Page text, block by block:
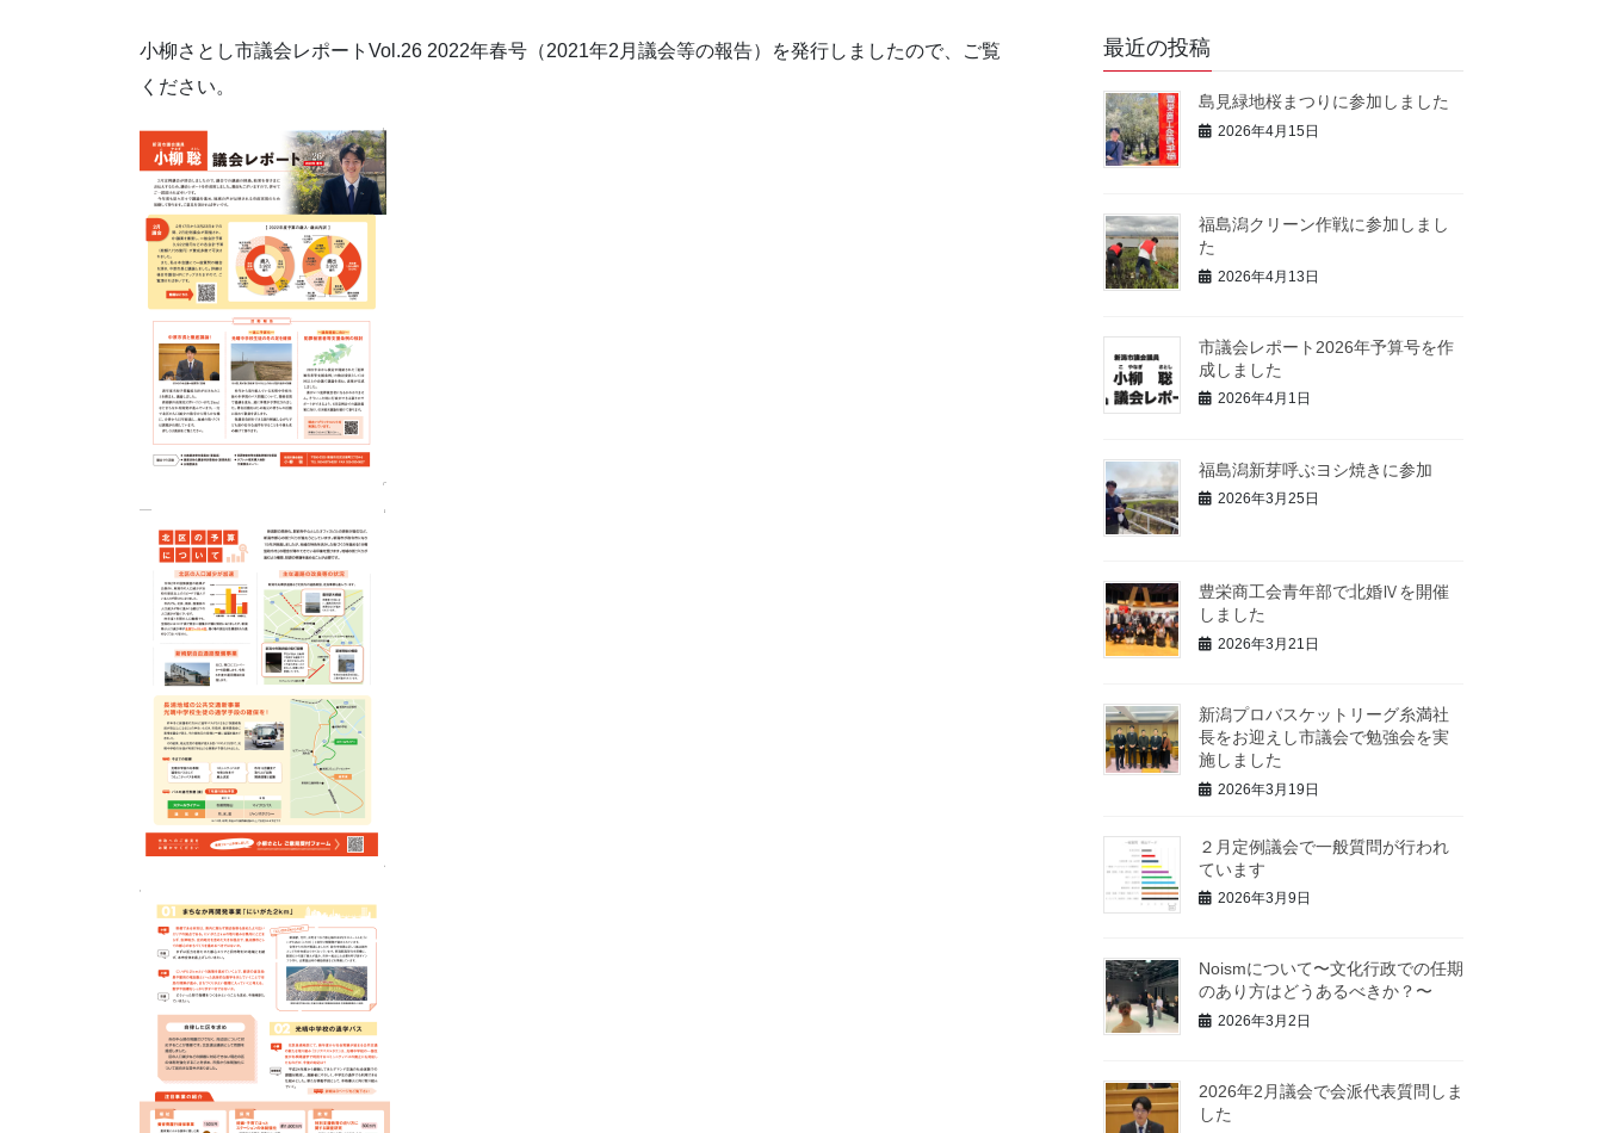
小柳さとし市議会レポートVol.26 2022年春号（2021年2月議会等の報告）を発行しましたので、ご覧
ください。
最近の投稿
島見緑地桜まつりに参加しました
2026年4月15日
福島潟クリーン作戦に参加しまし
た
2026年4月13日
市議会レポート2026年予算号を作
成しました
2026年4月1日
福島潟新芽呼ぶヨシ焼きに参加
2026年3月25日
豊栄商工会青年部で北婚Ⅳを開催
しました
2026年3月21日
新潟プロバスケットリーグ糸満社
長をお迎えし市議会で勉強会を実
施しました
2026年3月19日
２月定例議会で一般質問が行われ
ています
2026年3月9日
Noismについて〜文化行政での任期
のあり方はどうあるべきか？〜
2026年3月2日
2026年2月議会で会派代表質問しま
した